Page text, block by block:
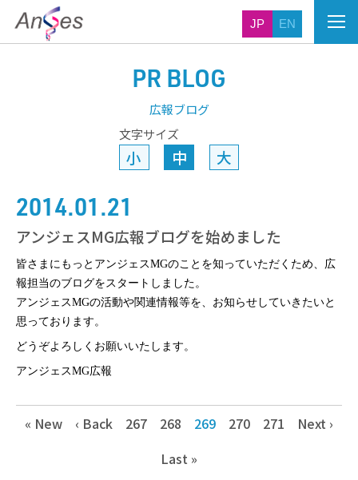
JP EN
PR BLOG
広報ブログ
文字サイズ
小 中 大
2014.01.21
アンジェスMG広報ブログを始めました
皆さまにもっとアンジェスMGのことを知っていただくため、広
報担当のブログをスタートしました。
アンジェスMGの活動や関連情報等を、お知らせしていきたいと
思っております。
どうぞよろしくお願いいたします。
アンジェスMG広報
« New ‹ Back 267 268 269 270 271
Next ›
Last »